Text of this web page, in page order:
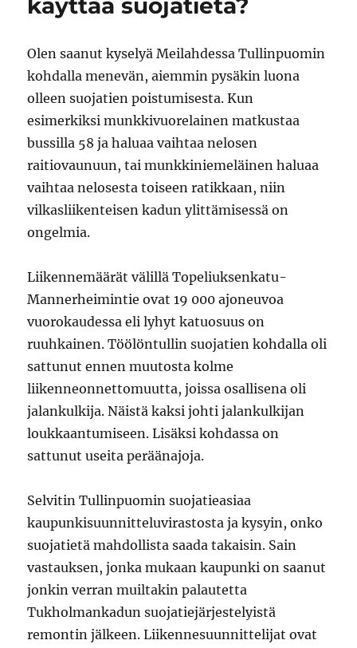
käyttää suojatietä?
Olen saanut kyselyä Meilahdessa Tullinpuomin
kohdalla menevän, aiemmin pysäkin luona
olleen suojatien poistumisesta. Kun
esimerkiksi munkkivuorelainen matkustaa
bussilla 58 ja haluaa vaihtaa nelosen
raitiovaunuun, tai munkkiniemeläinen haluaa
vaihtaa nelosesta toiseen ratikkaan, niin
vilkasliikenteisen kadun ylittämisessä on
ongelmia.
Liikennemäärät välillä Topeliuksenkatu-
Mannerheimintie ovat 19 000 ajoneuvoa
vuorokaudessa eli lyhyt katuosuus on
ruuhkainen. Töölöntullin suojatien kohdalla oli
sattunut ennen muutosta kolme
liikenneonnettomuutta, joissa osallisena oli
jalankulkija. Näistä kaksi johti jalankulkijan
loukkaantumiseen. Lisäksi kohdassa on
sattunut useita peräänajoja.
Selvitin Tullinpuomin suojatieasiaa
kaupunkisuunnitteluvirastosta ja kysyin, onko
suojatietä mahdollista saada takaisin. Sain
vastauksen, jonka mukaan kaupunki on saanut
jonkin verran muiltakin palautetta
Tukholmankadun suojatiejärjestelyistä
remontin jälkeen. Liikennesuunnittelijat ovat